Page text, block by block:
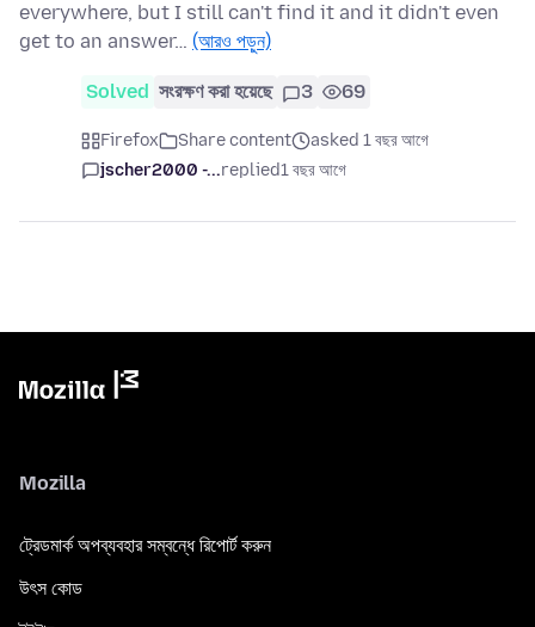
everywhere, but I still can't find it and it didn't even
get to an answer… (আরও পড়ুন)
Solved সংরক্ষণ করা হয়েছে 3 69
Firefox Share content
asked 1 বছর আগে
jscher2000 -...replied1 বছর আগে
Mozilla
ট্রেডমার্ক অপব্যবহার সম্বন্ধে রিপোর্ট করুন
উৎস কোড